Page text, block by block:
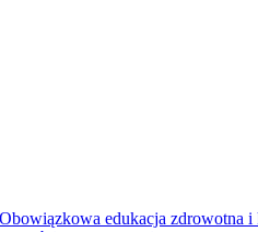
edukacja zdrowotna